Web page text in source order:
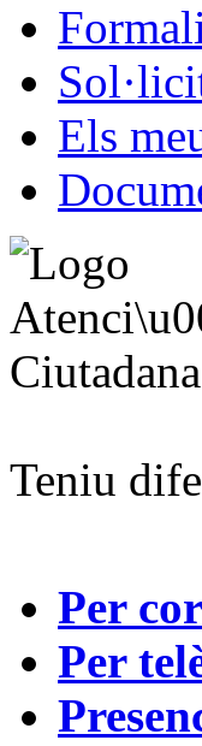
Els
Teniu
Per
Per